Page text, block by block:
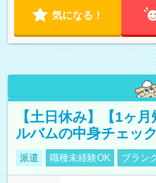
気になる！
【土日休み】【1ヶ
ルバムの中身チェッ
派遣 職種未経験OK ブラン